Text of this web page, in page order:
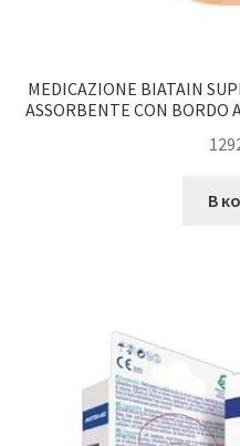
MEDICAZIONE BIATAIN
ASSORBENTE CON BORDO
В